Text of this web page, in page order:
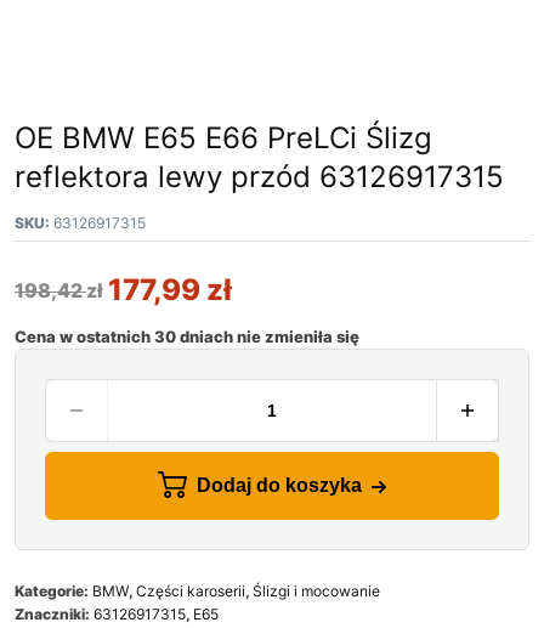
OE BMW E65 E66 PreLCi Ślizg
reflektora lewy przód 63126917315
SKU: 63126917315
198,42zł 177,99 zł
Cena w ostatnich 30 dniach nie zmieniła się
Dodaj do koszyka
Kategorie: BMW, Części karoserii, Ślizgi i mocowanie
Znaczniki: 63126917315, E65